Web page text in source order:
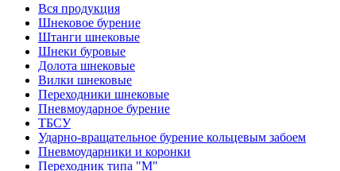
Вся продукция
Шнековое бурение
Штанги шнековые
Шнеки буровые
Долота шнековые
Вилки шнековые
Переходники шнековые
Пневмоударное бурение
ТБСУ
Ударно-вращательное бурение кольцевым забоем
Пневмоударники и коронки
Переходник типа "М"